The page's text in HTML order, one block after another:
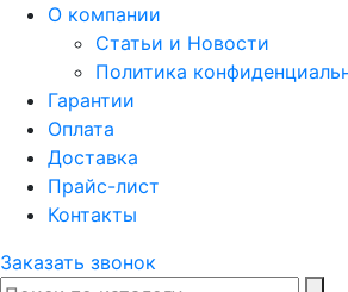
О компании
Статьи и Новости
Политика
Гарантии
Оплата
Доставка
Прайс-лист
Контакты
Заказать звонок